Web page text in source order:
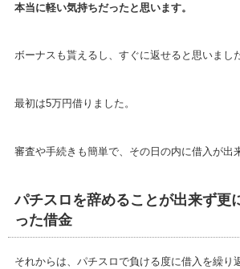
本当に軽い気持ちだったと思います。
ボーナスも貰えるし、すぐに返せると思いまし
最初は5万円借りました。
審査や手続きも簡単で、その日の内に借入が出
パチスロを辞めることが出来ず更
った借金
それからは、パチスロで負ける度に借入を繰り